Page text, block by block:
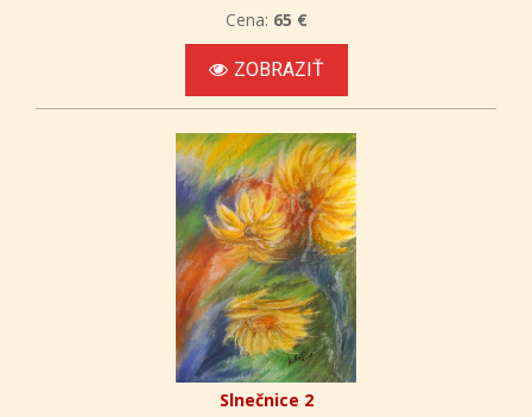
Cena: 65 €
ZOBRAZIŤ
Slnečnice 2